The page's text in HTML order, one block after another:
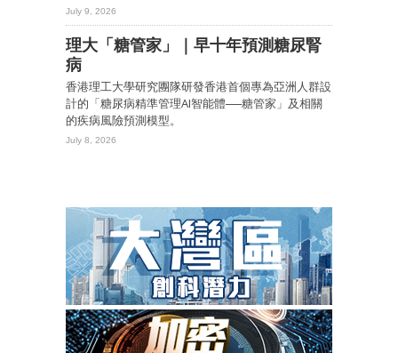
July 9, 2026
理大「糖管家」｜早十年預測糖尿腎
病
香港理工大學研究團隊研發香港首個專為亞洲人群設
計的「糖尿病精準管理AI智能體──糖管家」及相關
的疾病風險預測模型。
July 8, 2026